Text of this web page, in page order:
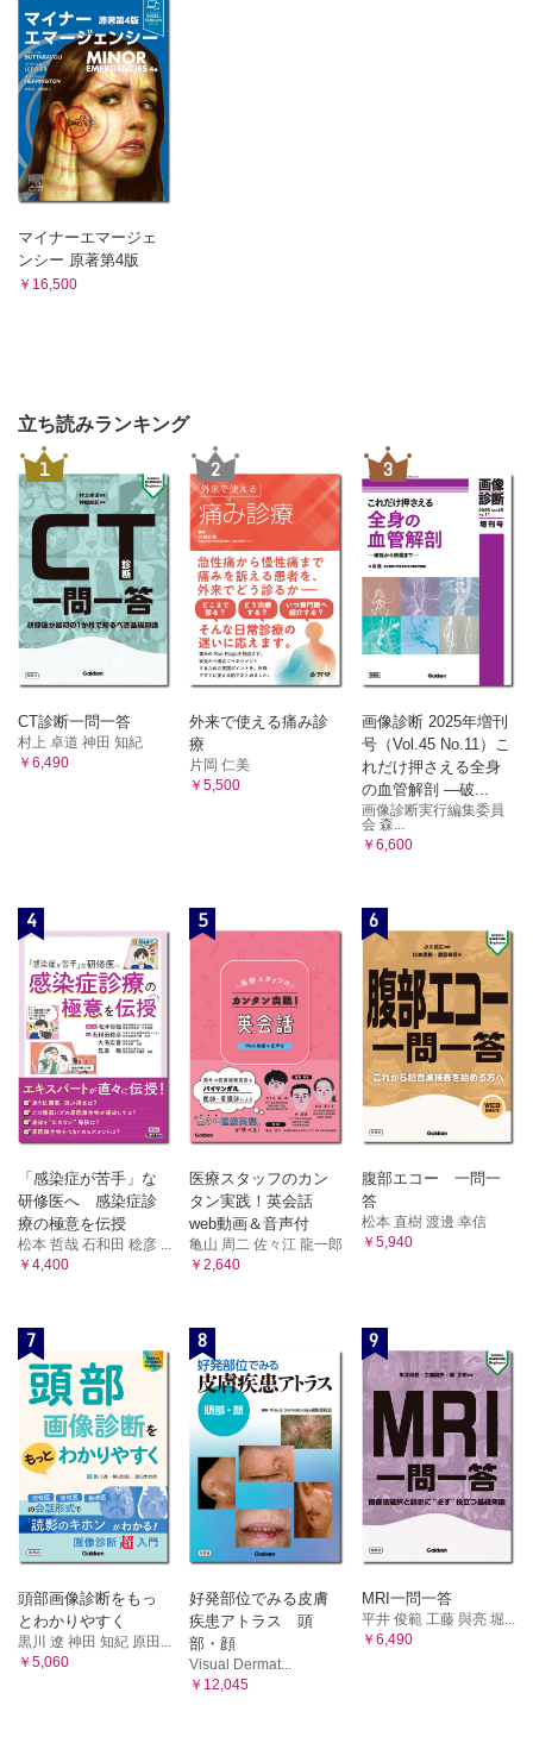
マイナーエマージェ
ンシー 原著第4版
￥16,500
立ち読みランキング
1
CT診断一問一答
村上 卓道 神田 知紀
￥6,490
2
外来で使える痛み診
療
片岡 仁美
￥5,500
3
画像診断 2025年増刊
号（Vol.45 No.11）こ
れだけ押さえる全身
の血管解剖 ―破...
画像診断実行編集委員
会 森...
￥6,600
4
「感染症が苦手」な
研修医へ 感染症診
療の極意を伝授
松本 哲哉 石和田 稔彦 ...
￥4,400
5
医療スタッフのカン
タン実践！英会話
web動画＆音声付
亀山 周二 佐々江 龍一郎
￥2,640
6
腹部エコー 一問一
答
松本 直樹 渡邊 幸信
￥5,940
7
頭部画像診断をもっ
とわかりやすく
黒川 遼 神田 知紀 原田...
￥5,060
8
好発部位でみる皮膚
疾患アトラス 頭
部・顔
Visual Dermat...
￥12,045
9
MRI一問一答
平井 俊範 工藤 與亮 堀...
￥6,490